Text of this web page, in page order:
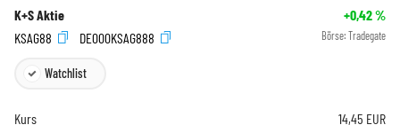
K+S Aktie +0,42%
KSAG88
DE000KSAG888 Börse: Tradegate
Watchlist
Kurs 14,45 EUR